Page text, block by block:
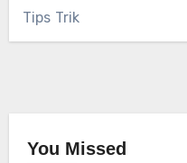
Tips Trik
You Missed